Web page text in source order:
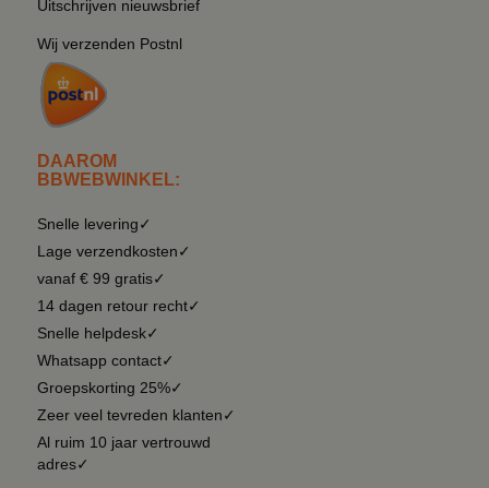
Uitschrijven nieuwsbrief
Wij verzenden Postnl
DAAROM
BBWEBWINKEL:
Snelle levering✓
Lage verzendkosten✓
vanaf € 99 gratis✓
14 dagen retour recht✓
Snelle helpdesk✓
Whatsapp contact✓
Groepskorting 25%✓
Zeer veel tevreden klanten✓
Al ruim 10 jaar vertrouwd
adres✓